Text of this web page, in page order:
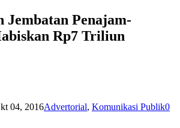
Jembatan Penajam-
Rp7 Triliun
04, 2016Advertorial, Komunikasi Publik0